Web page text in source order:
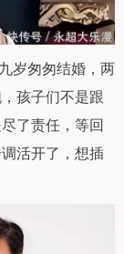
岁匆匆结婚，两
孩子们不是跟
了责任，等回
活开了，想插